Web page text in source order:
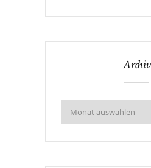
Archiv